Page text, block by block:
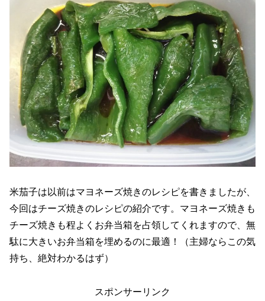
米茄子は以前はマヨネーズ焼きのレシピを書きましたが、
今回はチーズ焼きのレシピの紹介です。マヨネーズ焼きも
チーズ焼きも程よくお弁当箱を占領してくれますので、無
駄に大きいお弁当箱を埋めるのに最適！（主婦ならこの気
持ち、絶対わかるはず）
スポンサーリンク